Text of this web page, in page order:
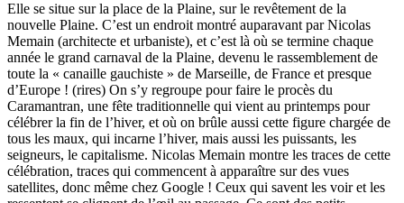
Elle se situe sur la place de la Plaine, sur le revêtement de la
nouvelle Plaine. C’est un endroit montré auparavant par Nicolas
Memain (architecte et urbaniste), et c’est là où se termine chaque
année le grand carnaval de la Plaine, devenu le rassemblement de
toute la « canaille gauchiste » de Marseille, de France et presque
d’Europe ! (rires) On s’y regroupe pour faire le procès du
Caramantran, une fête traditionnelle qui vient au printemps pour
célébrer la fin de l’hiver, et où on brûle aussi cette figure chargée de
tous les maux, qui incarne l’hiver, mais aussi les puissants, les
seigneurs, le capitalisme. Nicolas Memain montre les traces de cette
célébration, traces qui commencent à apparaître sur des vues
satellites, donc même chez Google ! Ceux qui savent les voir et les